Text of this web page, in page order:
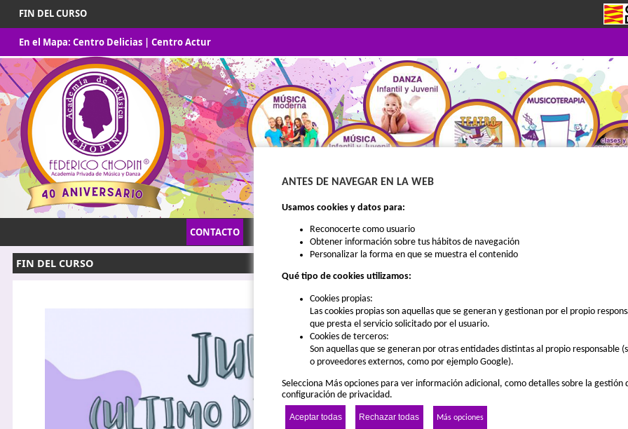
FIN DEL CURSO
En el Mapa: Centro Delicias| Centro Actur
CONTACTO MATRÍCULA QUIENES SOMOS
FIN DEL CURSO
ANTES DE NAVEGAR EN LA WEB
Usamos cookies y datos para:
Reconocerte como usuario
Obtener información sobre tus hábitos de navegación
Personalizar la forma en que se muestra el contenido
Qué tipo de cookies utilizamos:
Cookies propias:
Las cookies propias son aquellas que se generan y gestionan por el propio
que presta el servicio solicitado por el usuario.
Cookies de terceros:
Son aquellas que se generan por otras entidades distintas al propio responsable
o proveedores externos, como por ejemplo Google).
Selecciona Más opciones para ver información adicional, como detalles sobre la gestión
configuración de privacidad.
Aceptar todas Rechazar todas Más opciones